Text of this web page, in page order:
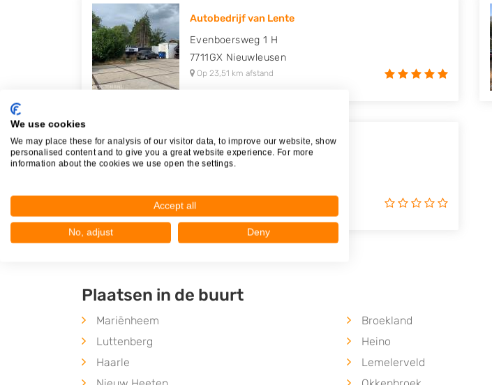
Autobedrijf van Lente
Evenboersweg 1 H
7711GX Nieuwleusen
Op 23,51 km afstand
Auto Vernietigings Bedrijf E. E..
Königweg 7
Op 24,40 km afstand
Plaatsen in de buurt
Mariënheem Broekland
Luttenberg
Heino
Haarle
Lemelerveld
We use cookies
We may place these for analysis of our visitor data, to improve our website, show
personalised content and to give you a great website experience. For more
information about the cookies we use open the settings.
Accept all
No, adjust Deny